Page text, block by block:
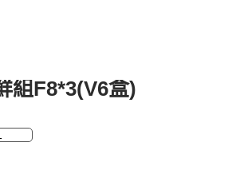
組F8*3(V6盒)